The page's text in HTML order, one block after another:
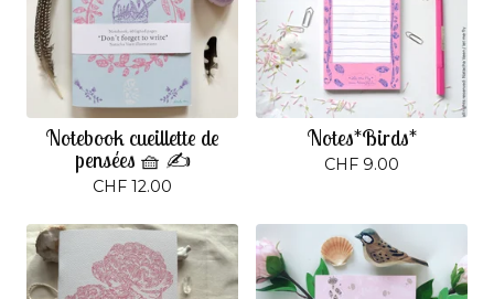
Notebook cueillette de
pensées 🧺 ✍️
CHF 12.00
Notes*Birds*
CHF 9.00